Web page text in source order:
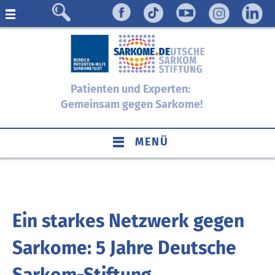
Menü
Patienten und Experten:
Gemeinsam gegen Sarkome!
MENÜ
Ein starkes Netzwerk gegen
Sarkome: 5 Jahre Deutsche